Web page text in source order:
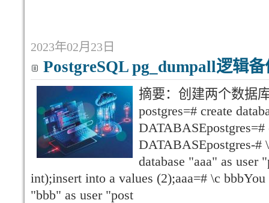
2023年02月23日
PostgreSQL pg_dumpall逻辑
摘要：创建两个数据
postgres=# create
DATABASEpostgres=#
DATABASEpostgres-#
database "aaa" as user
int);insert into a values (2);aaa=# \c
"bbb" as user "post